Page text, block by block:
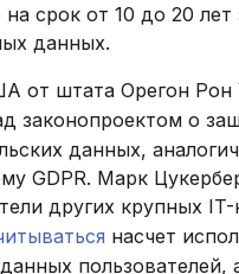
срок от 10 до 20 лет
данных.
от штата Орегон Рон
законопроектом о
данных,
GDPR. Марк
других крупных
насчет
пользователей,